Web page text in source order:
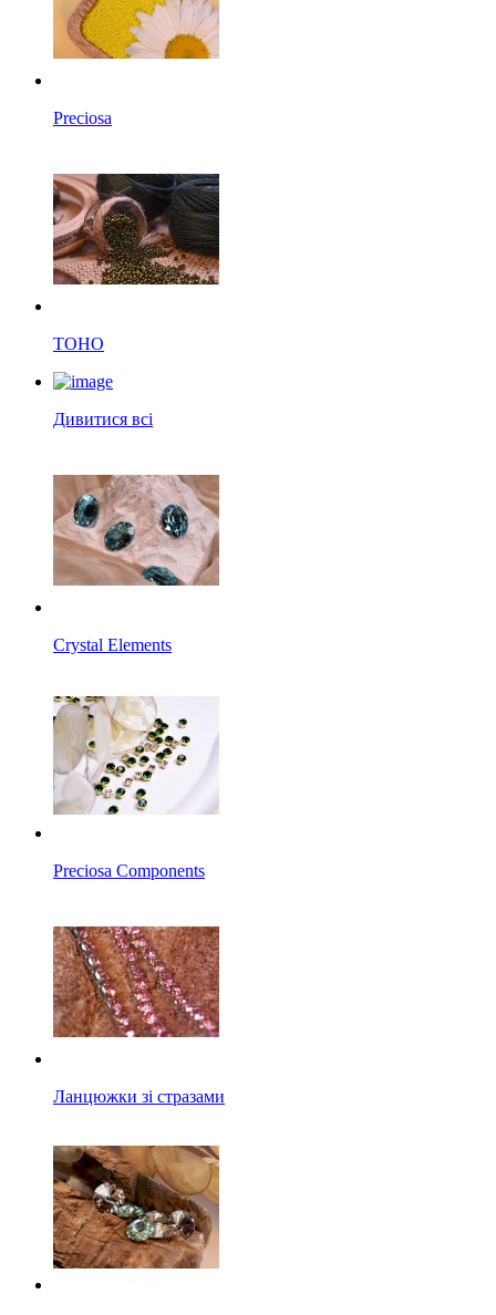
Preciosa
TOHO
Дивитися всі
Crystal Elements
Preciosa Components
Ланцюжки зі стразами